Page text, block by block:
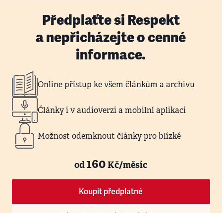
Předplaťte si Respekt
a nepřicházejte o cenné
informace.
Online přístup ke všem článkům a archivu
Články i v audioverzi a mobilní aplikaci
Možnost odemknout články pro blízké
od160Kč/měsíc
Koupit předplatné